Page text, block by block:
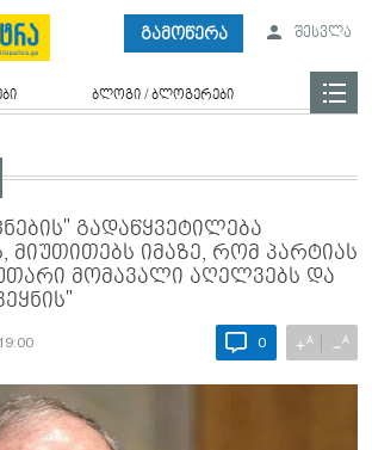
გამოწერა შესვლა
ბლოგი / ბლოგერები
გადაწყვეტილება
იმაზე, რომ პარტიას
მომავალი აღელვებს და
0 +A −A